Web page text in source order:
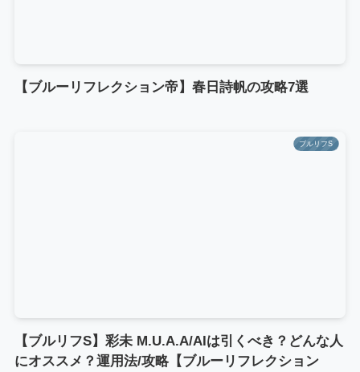
【ブルーリフレクション帝】春日詩帆の攻略7選
ブルリフS
【ブルリフS】彩未 M.U.A.A/AIは引くべき？どんな人
にオススメ？運用法/攻略【ブルーリフレクション